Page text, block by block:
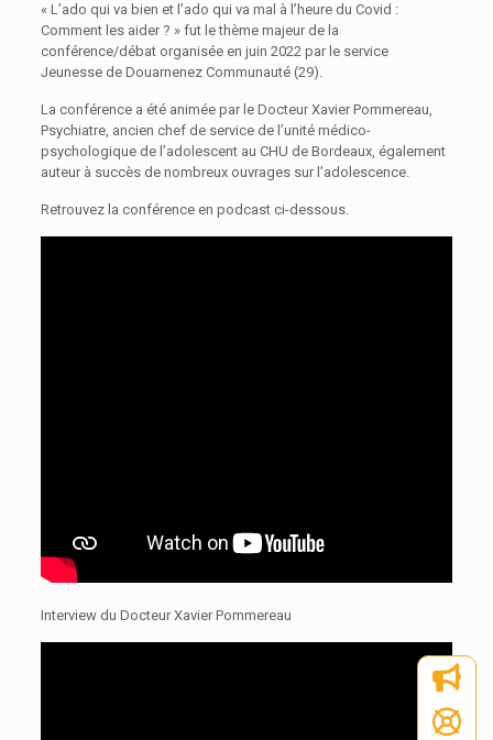
« L’ado qui va bien et l’ado qui va mal à l’heure du Covid :
Comment les aider ? » fut le thème majeur de la
conférence/débat organisée en juin 2022 par le service
Jeunesse de Douarnenez Communauté (29).
La conférence a été animée par le Docteur Xavier Pommereau,
Psychiatre, ancien chef de service de l’unité médico-
psychologique de l’adolescent au CHU de Bordeaux, également
auteur à succès de nombreux ouvrages sur l’adolescence.
Retrouvez la conférence en podcast ci-dessous.
Interview du Docteur Xavier Pommereau